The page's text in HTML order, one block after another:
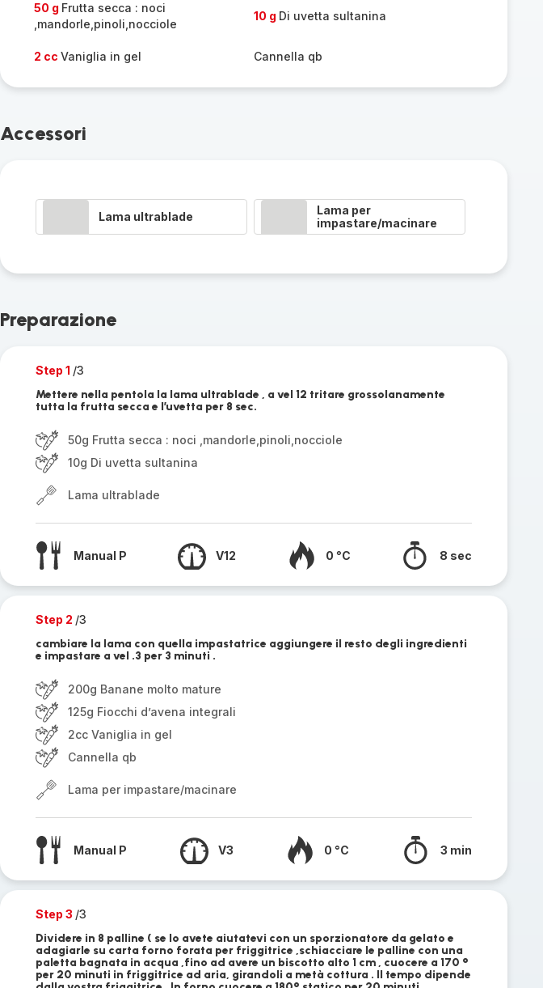
50 g Frutta secca : noci
,mandorle,pinoli,nocciole
10 g Di uvetta sultanina
2 cc Vaniglia in gel Cannella qb
Accessori
Lama ultrablade
Lama per
impastare/macinare
Preparazione
Step 1 /3
Mettere nella pentola la lama ultrablade , a vel 12 tritare grossolanamente
tutta la frutta secca e l’uvetta per 8 sec.
50g Frutta secca : noci ,mandorle,pinoli,nocciole
10g Di uvetta sultanina
Lama ultrablade
Manual P V12 0 °C 8 sec
Step 2 /3
cambiare la lama con quella impastatrice aggiungere il resto degli ingredienti
e impastare a vel .3 per 3 minuti .
200g Banane molto mature
125g Fiocchi d’avena integrali
2cc Vaniglia in gel
Cannella qb
Lama per impastare/macinare
Manual P V3 0 °C 3 min
Step 3 /3
Dividere in 8 palline ( se lo avete aiutatevi con un sporzionatore da gelato e
adagiarle su carta forno forata per friggitrice ,schiacciare le palline con una
paletta bagnata in acqua ,fino ad avere un biscotto alto 1 cm , cuocere a 170 °
per 20 minuti in friggitrice ad aria, girandoli a metà cottura . Il tempo dipende